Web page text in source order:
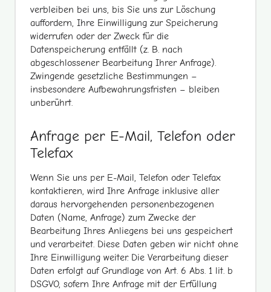
verbleiben bei uns, bis Sie uns zur Löschung
auffordern, Ihre Einwilligung zur Speicherung
widerrufen oder der Zweck für die
Datenspeicherung entfällt (z. B. nach
abgeschlossener Bearbeitung Ihrer Anfrage).
Zwingende gesetzliche Bestimmungen –
insbesondere Aufbewahrungsfristen – bleiben
unberührt.
Anfrage per E-Mail, Telefon oder
Telefax
Wenn Sie uns per E-Mail, Telefon oder Telefax
kontaktieren, wird Ihre Anfrage inklusive aller
daraus hervorgehenden personenbezogenen
Daten (Name, Anfrage) zum Zwecke der
Bearbeitung Ihres Anliegens bei uns gespeichert
und verarbeitet. Diese Daten geben wir nicht ohne
Ihre Einwilligung weiter. Die Verarbeitung dieser
Daten erfolgt auf Grundlage von Art. 6 Abs. 1 lit. b
DSGVO, sofern Ihre Anfrage mit der Erfüllung